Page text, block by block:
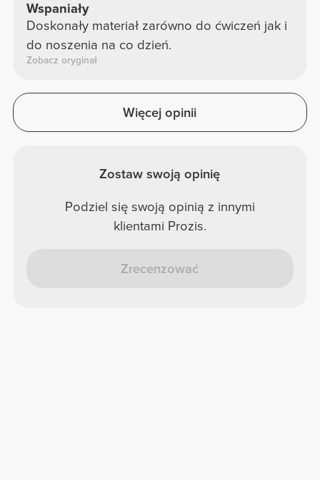
Wspaniały
Doskonały materiał zarówno do ćwiczeń jak i
do noszenia na co dzień.
Zobacz oryginał
Więcej opinii
Zostaw swoją opinię
Podziel się swoją opinią z innymi
klientami Prozis.
Zrecenzować